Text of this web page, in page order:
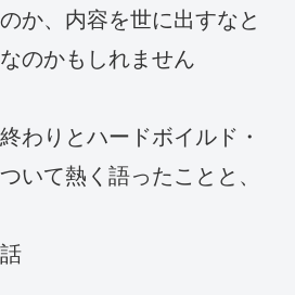
か、内容を世に出すなと
のかもしれません
わりとハードボイルド・
いて熱く語ったことと、